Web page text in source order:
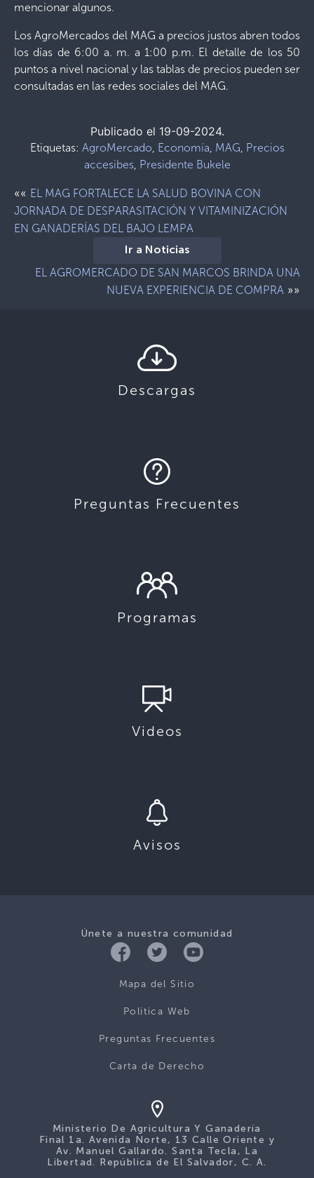
mencionar algunos.
Los AgroMercados del MAG a precios justos abren todos
los días de 6:00 a. m. a 1:00 p.m. El detalle de los 50
puntos a nivel nacional y las tablas de precios pueden ser
consultadas en las redes sociales del MAG.
Publicado el 19-09-2024.
Etiquetas: AgroMercado, Economía, MAG, Precios
accesibes, Presidente Bukele
«« EL MAG FORTALECE LA SALUD BOVINA CON
JORNADA DE DESPARASITACIÓN Y VITAMINIZACIÓN
EN GANADERÍAS DEL BAJO LEMPA
Ir a Noticias
EL AGROMERCADO DE SAN MARCOS BRINDA UNA
NUEVA EXPERIENCIA DE COMPRA »»
Descargas
Preguntas Frecuentes
Programas
Videos
Avisos
Únete a nuestra comunidad
Mapa del Sitio
Politica Web
Preguntas Frecuentes
Carta de Derecho
Ministerio De Agricultura Y Ganadería
Final 1a. Avenida Norte, 13 Calle Oriente y
Av. Manuel Gallardo. Santa Tecla, La
Libertad. República de El Salvador, C. A.